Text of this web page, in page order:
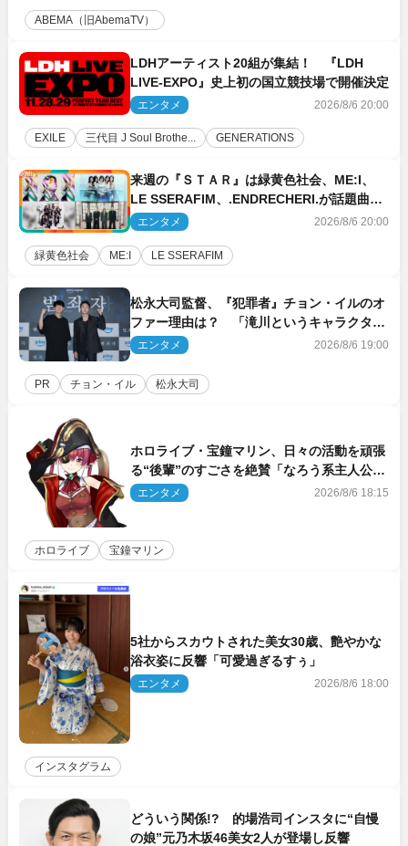
ABEMA（旧AbemaTV）
LDHアーティスト20組が集結！ 『LDH
LIVE‐EXPO』史上初の国立競技場で開催決定
エンタメ 2026/8/6 20:00
EXILE 三代目 J Soul Brothe... GENERATIONS
来週の『ＳＴＡＲ』は緑黄色社会、ME:I、
LE SSERAFIM、.ENDRECHERI.が話題曲を
パフォーマンス！
エンタメ 2026/8/6 20:00
緑黄色社会 ME:I LE SSERAFIM
松永大司監督、『犯罪者』チョン・イルのオ
ファー理由は？ 「滝川というキャラクター
に出会えたことは本当に運が良かった」
エンタメ 2026/8/6 19:00
PR チョン・イル 松永大司
ホロライブ・宝鐘マリン、日々の活動を頑張
る“後輩”のすごさを絶賛「なろう系主人公ま
である」
エンタメ 2026/8/6 18:15
ホロライブ 宝鐘マリン
5社からスカウトされた美女30歳、艶やかな
浴衣姿に反響「可愛過ぎるすぅ」
エンタメ 2026/8/6 18:00
インスタグラム
どういう関係!? 的場浩司インスタに“自慢
の娘”元乃木坂46美女2人が登場し反響